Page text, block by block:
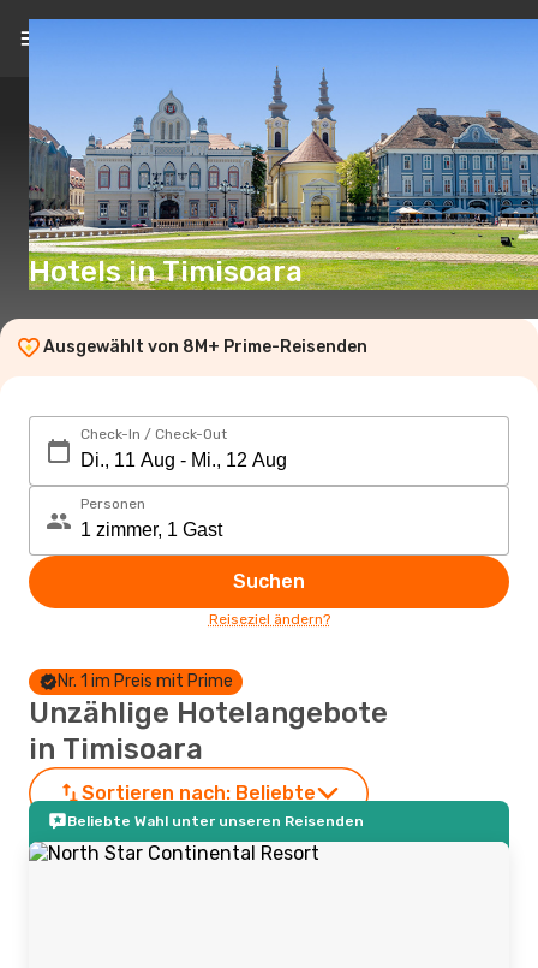
Hotels in Timisoara
Ausgewählt von 8M+ Prime-Reisenden
Check-In / Check-Out
Personen
Suchen
Reiseziel ändern?
Nr. 1 im Preis mit Prime
Unzählige Hotelangebote
in Timisoara
Sortieren nach: Beliebte
Beliebte Wahl unter unseren Reisenden